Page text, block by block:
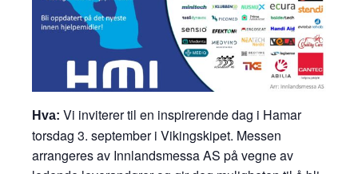
Hva: Vi inviterer til en inspirerende dag i Hamar
torsdag 3. september i Vikingskipet. Messen
arrangeres av Innlandsmessa AS på vegne av